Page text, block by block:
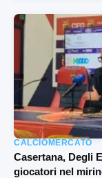
CALCIOMERCATO
Casertana, Degli
giocatori nel